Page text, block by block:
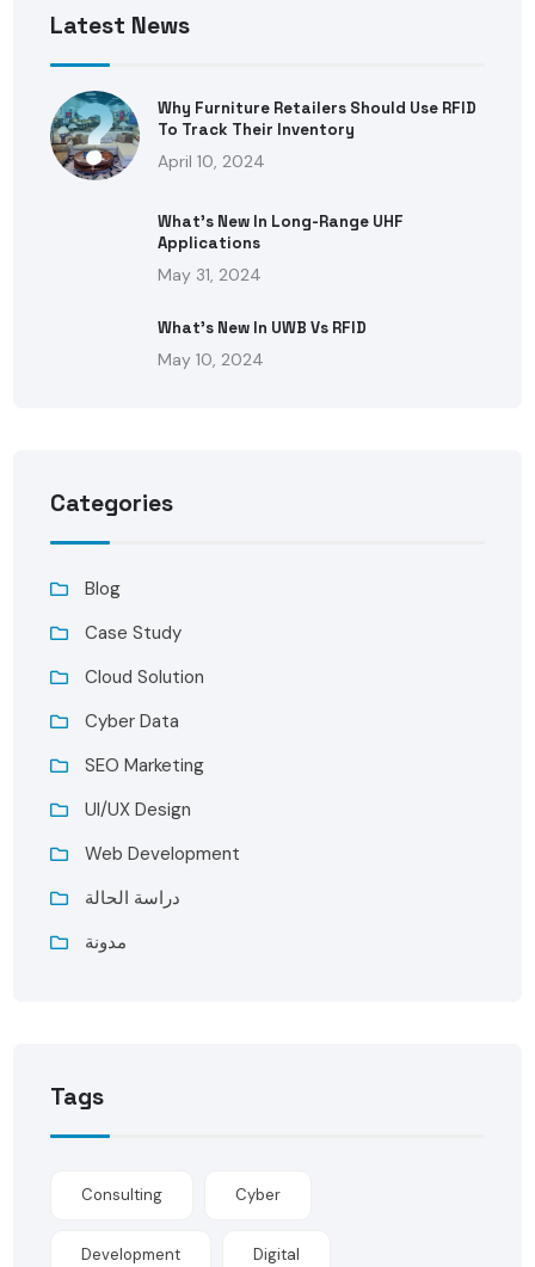
Latest News
Why Furniture Retailers Should Use RFID
To Track Their Inventory
April 10, 2024
What’s New In Long-Range UHF
Applications
May 31, 2024
What’s New In UWB Vs RFID
May 10, 2024
Categories
Blog
Case Study
Cloud Solution
Cyber Data
SEO Marketing
UI/UX Design
Web Development
دراسة الحالة
مدونة
Tags
Consulting Cyber
Development Digital